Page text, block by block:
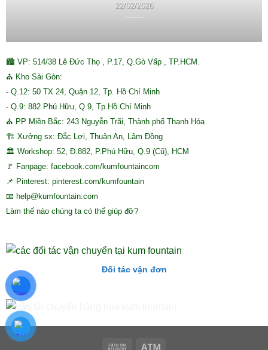
22/02/2026
🏙 VP: 514/38 Lê Đức Thọ , P.17, Q.Gò Vấp , TP.HCM.
⛪ Kho Sài Gòn:
- Q.12: 50 TX 24, Quận 12, Tp. Hồ Chí Minh
- Q.9: 882 Phú Hữu, Q.9, Tp.Hồ Chí Minh
⛪ PP Miền Bắc: 243 Nguyễn Trãi, Thành phố Thanh Hóa
🏗 Xưởng sx: Đắc Lợi, Thuận An, Lâm Đồng
🏛 Workshop: 52, Đ.882, P.Phú Hữu, Q.9 (Cũ), HCM
🚩 Fanpage: facebook.com/kumfountaincom
📌 Pinterest: pinterest.com/kumfountain
📧 help@kumfountain.com
Làm thế nào chúng ta có thể giúp đỡ?
Đối tác vận đơn